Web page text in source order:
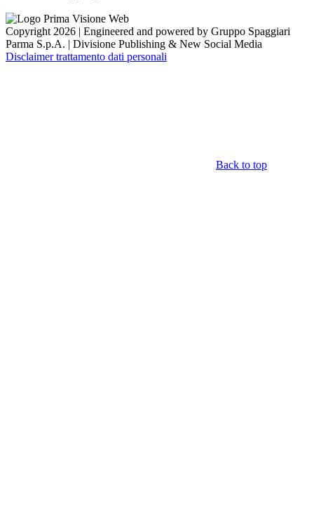
Copyright 2026 | Engineered and powered by Gruppo Spaggiari
Parma S.p.A. | Divisione Publishing & New Social Media
Disclaimer trattamento dati personali
Back to top